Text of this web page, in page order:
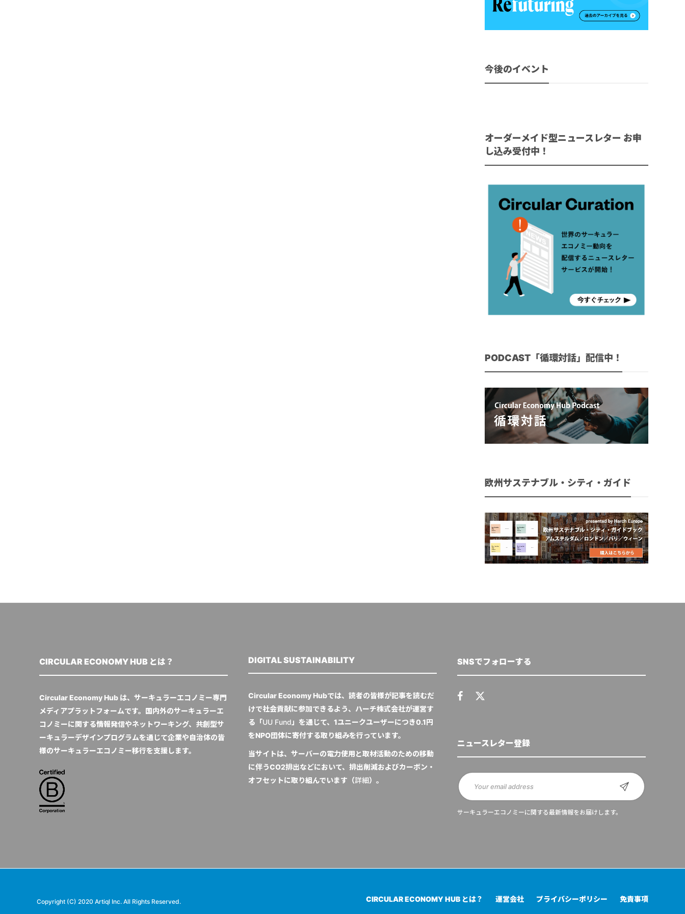
今後のイベント
オーダーメイド型ニュースレター お申
し込み受付中！
PODCAST「循環対話」配信中！
欧州サステナブル・シティ・ガイド
CIRCULAR ECONOMY HUB とは？
Circular Economy Hub は、サーキュラーエコノミー専門
メディアプラットフォームです。国内外のサーキュラーエ
コノミーに関する情報発信やネットワーキング、共創型サ
ーキュラーデザインプログラムを通じて企業や自治体の皆
様のサーキュラーエコノミー移行を支援します。
DIGITAL SUSTAINABILITY
Circular Economy Hubでは、読者の皆様が記事を読むだ
けで社会貢献に参加できるよう、ハーチ株式会社が運営す
る「UU Fund」を通じて、1ユニークユーザーにつき0.1円
をNPO団体に寄付する取り組みを行っています。
当サイトは、サーバーの電力使用と取材活動のための移動
に伴うCO2排出などにおいて、排出削減およびカーボン・
オフセットに取り組んでいます（詳細）。
SNSでフォローする
ニュースレター登録
サーキュラーエコノミーに関する最新情報をお届けします。
Copyright (C) 2020 Artiql Inc. All Rights Reserved. CIRCULAR ECONOMY HUB とは？ 運営会社 プライバシーポリシー 免責事項